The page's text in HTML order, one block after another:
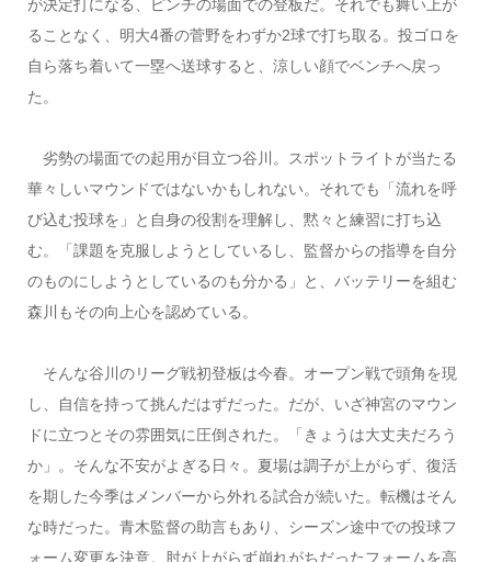
が決定打になる、ピンチの場面での登板だ。それでも舞い上が
ることなく、明大4番の菅野をわずか2球で打ち取る。投ゴロを
自ら落ち着いて一塁へ送球すると、涼しい顔でベンチへ戻っ
た。
劣勢の場面での起用が目立つ谷川。スポットライトが当たる
華々しいマウンドではないかもしれない。それでも「流れを呼
び込む投球を」と自身の役割を理解し、黙々と練習に打ち込
む。「課題を克服しようとしているし、監督からの指導を自分
のものにしようとしているのも分かる」と、バッテリーを組む
森川もその向上心を認めている。
そんな谷川のリーグ戦初登板は今春。オープン戦で頭角を現
し、自信を持って挑んだはずだった。だが、いざ神宮のマウン
ドに立つとその雰囲気に圧倒された。「きょうは大丈夫だろう
か」。そんな不安がよぎる日々。夏場は調子が上がらず、復活
を期した今季はメンバーから外れる試合が続いた。転機はそん
な時だった。青木監督の助言もあり、シーズン途中での投球フ
ォーム変更を決意。肘が上がらず崩れがちだったフォームを高